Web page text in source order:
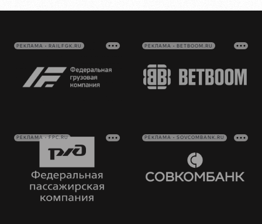
РЕКЛАМА • RAILFGK.RU РЕКЛАМА • BETBOOM.RU
РЕКЛАМА • FPC.RU РЕКЛАМА • SOVCOMBANK.RU